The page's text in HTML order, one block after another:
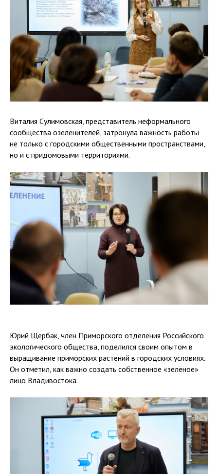
Виталия Сулимовская, представитель неформального
сообщества озеленителей, затронула важность работы
не только с городскими общественными пространствами,
но и с придомовыми территориями.
Юрий Щербак, член Приморского отделения Российского
экологического общества, поделился своим опытом в
выращивание приморских растений в городских условиях.
Он отметил, как важно создать собственное «зелёное»
лицо Владивостока.